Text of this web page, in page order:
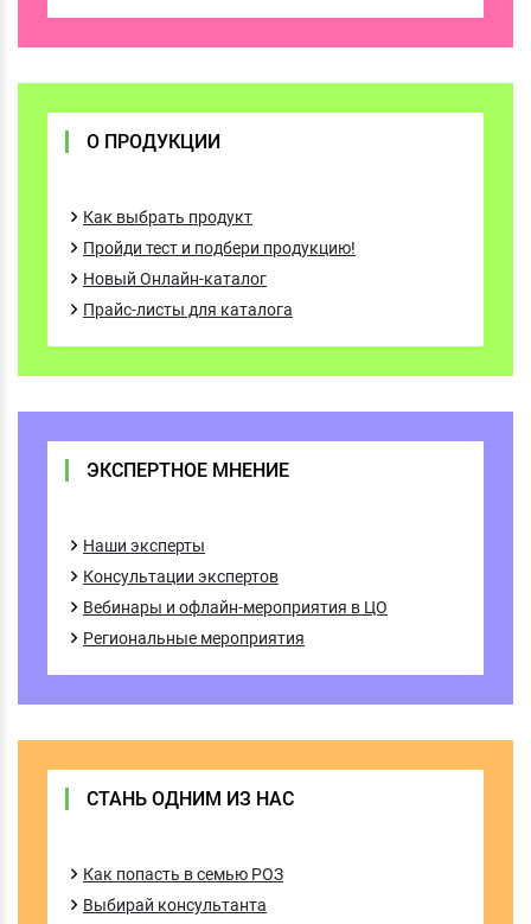
О ПРОДУКЦИИ
Как выбрать продукт
Пройди тест и подбери продукцию!
Новый Онлайн-каталог
Прайс-листы для каталога
ЭКСПЕРТНОЕ МНЕНИЕ
Наши эксперты
Консультации экспертов
Вебинары и офлайн-мероприятия в ЦО
Региональные мероприятия
СТАНЬ ОДНИМ ИЗ НАС
Как попасть в семью РОЗ
Выбирай консультанта